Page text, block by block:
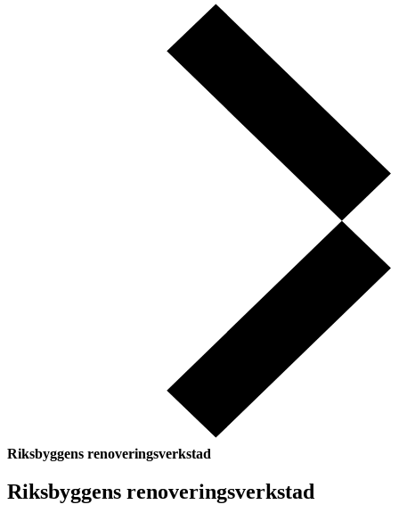
Riksbyggens renoveringsverkstad
Riksbyggens renoveringsverkstad